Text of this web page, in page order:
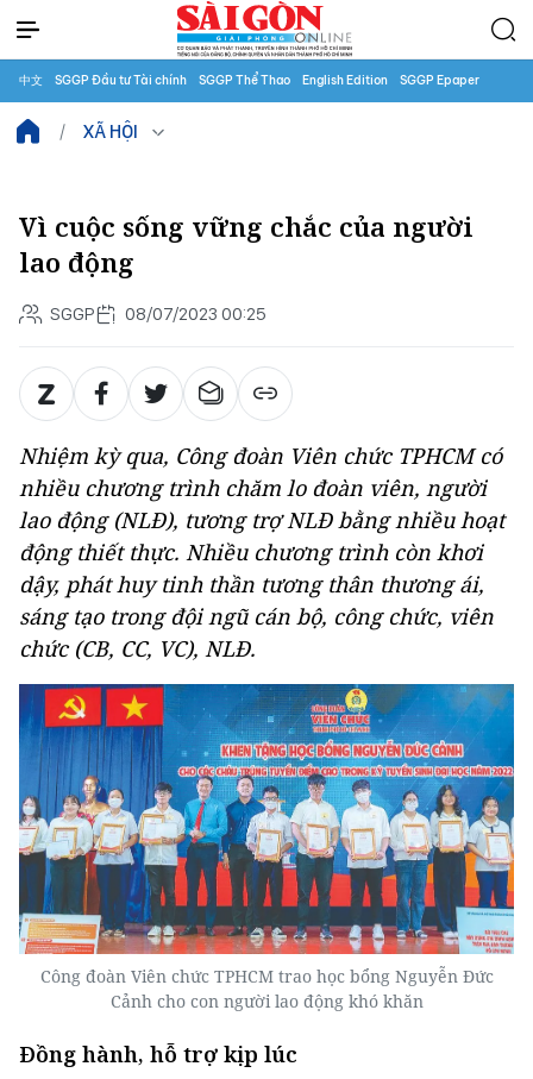
中文 SGGP Đầu tư Tài chính SGGP Thể Thao English Edition SGGP Epaper
XÃ HỘI
Vì cuộc sống vững chắc của người
lao động
SGGP 08/07/2023 00:25
Nhiệm kỳ qua, Công đoàn Viên chức TPHCM có
nhiều chương trình chăm lo đoàn viên, người
lao động (NLĐ), tương trợ NLĐ bằng nhiều hoạt
động thiết thực. Nhiều chương trình còn khơi
dậy, phát huy tinh thần tương thân thương ái,
sáng tạo trong đội ngũ cán bộ, công chức, viên
chức (CB, CC, VC), NLĐ.
Công đoàn Viên chức TPHCM trao học bổng Nguyễn Đức
Cảnh cho con người lao động khó khăn
Đồng hành, hỗ trợ kịp lúc